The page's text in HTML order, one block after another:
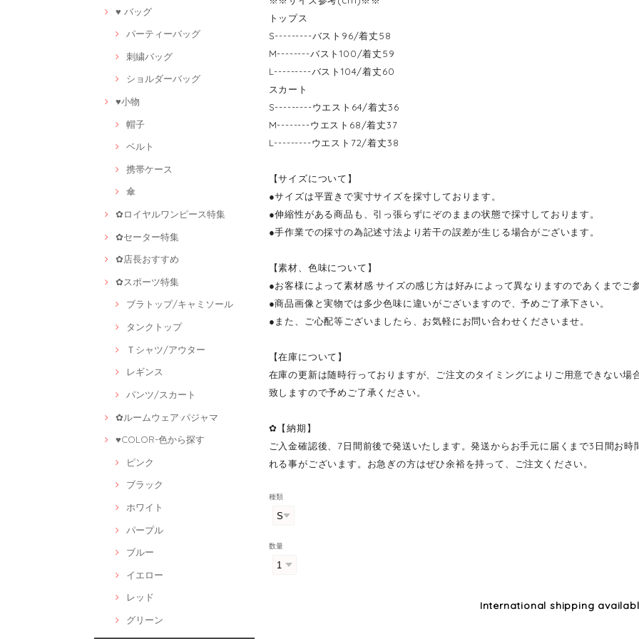
♥ バッグ
パーティーバッグ
刺繍バッグ
ショルダーバッグ
♥小物
帽子
ベルト
携帯ケース
傘
✿ロイヤルワンピース特集
✿セーター特集
✿店長おすすめ
✿スポーツ特集
ブラトップ/キャミソール
タンクトップ
Ｔシャツ/アウター
レギンス
パンツ/スカート
✿ルームウェア·パジャマ
♥COLOR-色から探す
ピンク
ブラック
ホワイト
パープル
ブルー
イエロー
レッド
グリーン
トップス
S---------バスト96/着丈58
M--------バスト100/着丈59
L---------バスト104/着丈60
スカート
S---------ウエスト64/着丈36
M--------ウエスト68/着丈37
L---------ウエスト72/着丈38
【サイズについて】
●サイズは平置きで実寸サイズを採寸しております。
●伸縮性がある商品も、引っ張らずにぞのままの状態で採寸しております。
●手作業での採寸の為記述寸法より若干の誤差が生じる場合がございます。
【素材、色味について】
●お客様によって素材感·サイズの感じ方は好みによって異なりますのであくまでご
●商品画像と実物では多少色味に違いがございますので、予めご了承下さい。
●また、ご心配等ございましたら、お気軽にお問い合わせくださいませ。
【在庫について】
在庫の更新は随時行っておりますが、ご注文のタイミングによりご用意できない場
致しますので予めご了承ください。
✿【納期】
ご入金確認後、7日間前後で発送いたします。発送からお手元に届くまで3日間お
れる事がございます。お急ぎの方はぜひ余裕を持って、ご注文ください。
種類
数量
International shipping